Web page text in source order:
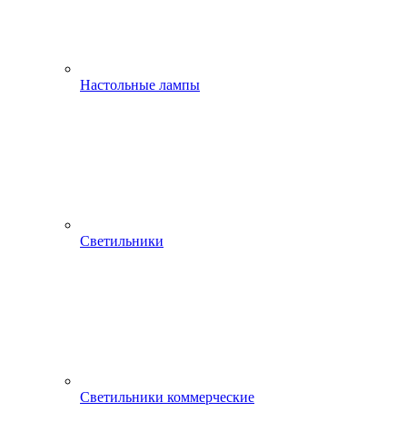
Настольные лампы
Светильники
Светильники коммерческие